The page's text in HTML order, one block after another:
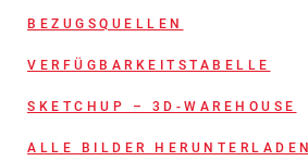
BEZUGSQUELLEN
VERFÜGBARKEITSTABELLE
SKETCHUP – 3D-WAREHOUSE
ALLE BILDER HERUNTERLADEN